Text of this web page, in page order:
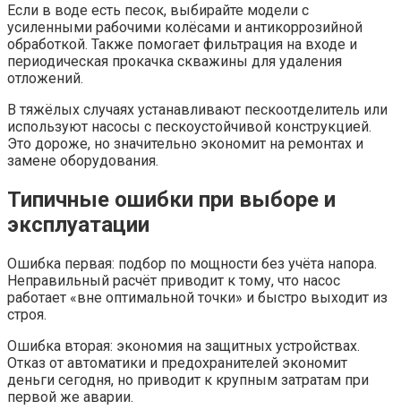
Если в воде есть песок, выбирайте модели с
усиленными рабочими колёсами и антикоррозийной
обработкой. Также помогает фильтрация на входе и
периодическая прокачка скважины для удаления
отложений.
В тяжёлых случаях устанавливают пескоотделитель или
используют насосы с пескоустойчивой конструкцией.
Это дороже, но значительно экономит на ремонтах и
замене оборудования.
Типичные ошибки при выборе и
эксплуатации
Ошибка первая: подбор по мощности без учёта напора.
Неправильный расчёт приводит к тому, что насос
работает «вне оптимальной точки» и быстро выходит из
строя.
Ошибка вторая: экономия на защитных устройствах.
Отказ от автоматики и предохранителей экономит
деньги сегодня, но приводит к крупным затратам при
первой же аварии.